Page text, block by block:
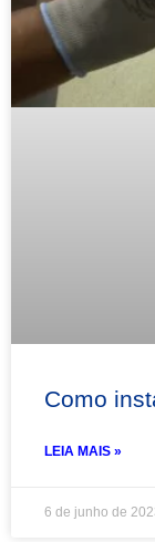
Como
LEIA MAIS »
6 de junho de